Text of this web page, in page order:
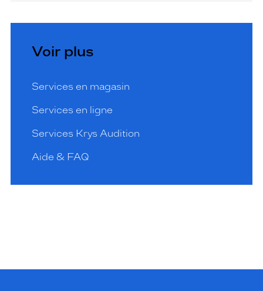
Voir plus
Services en magasin
Services en ligne
Services Krys Audition
Aide & FAQ